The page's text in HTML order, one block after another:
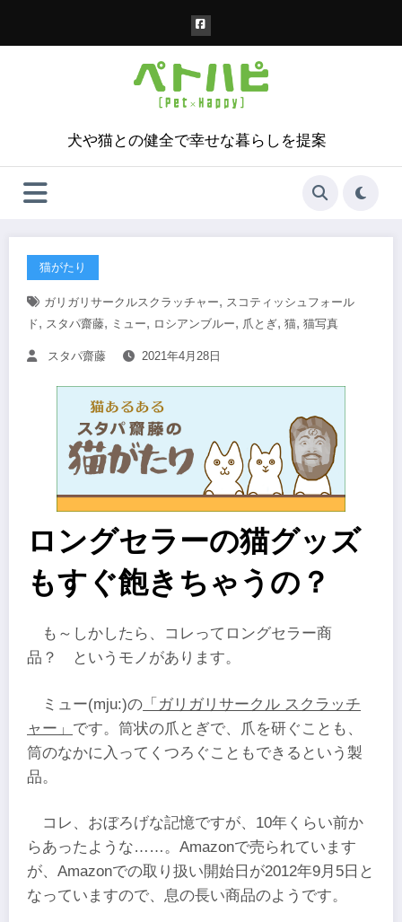
犬や猫との健全で幸せな暮らしを提案
猫がたり
ガリガリサークルスクラッチャー, スコティッシュフォール
ド, スタパ齋藤, ミュー, ロシアンブルー, 爪とぎ, 猫, 猫写真
スタパ齋藤 2021年4月28日
ロングセラーの猫グッズ
もすぐ飽きちゃうの？
も～しかしたら、コレってロングセラー商
品？ というモノがあります。
ミュー(mju:)の 「ガリガリサークル スクラッチ
ャー」 です。筒状の爪とぎで、爪を研ぐことも、
筒のなかに入ってくつろぐこともできるという製
品。
コレ、おぼろげな記憶ですが、10年くらい前か
らあったような……。Amazonで売られています
が、Amazonでの取り扱い開始日が2012年9月5日と
なっていますので、息の長い商品のようです。